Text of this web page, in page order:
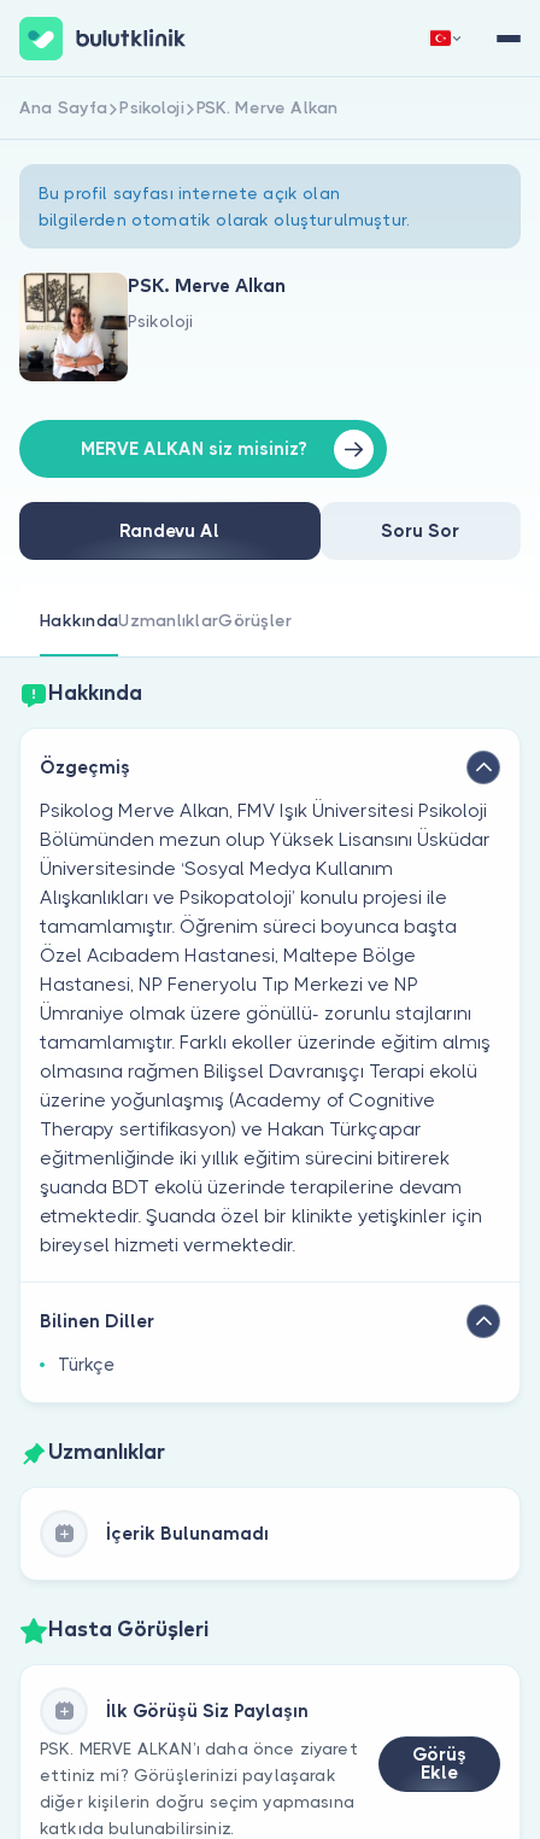
Hakkımızda
Doktorlar için
Doktor musunuz?
Hemen Kaydol
Ana Sayfa Psikoloji PSK. Merve Alkan
Bu profil sayfası internete açık olan
bilgilerden otomatik olarak oluşturulmuştur.
PSK. Merve Alkan
Psikoloji
MERVE ALKAN siz misiniz?
Randevu Al Soru Sor
HakkındaUzmanlıklarGörüşler
Hakkında
Özgeçmiş
Psikolog Merve Alkan, FMV Işık Üniversitesi Psikoloji
Bölümünden mezun olup Yüksek Lisansını Üsküdar
Üniversitesinde ‘Sosyal Medya Kullanım
Alışkanlıkları ve Psikopatoloji’ konulu projesi ile
tamamlamıştır. Öğrenim süreci boyunca başta
Özel Acıbadem Hastanesi, Maltepe Bölge
Hastanesi, NP Feneryolu Tıp Merkezi ve NP
Ümraniye olmak üzere gönüllü- zorunlu stajlarını
tamamlamıştır. Farklı ekoller üzerinde eğitim almış
olmasına rağmen Bilişsel Davranışçı Terapi ekolü
üzerine yoğunlaşmış (Academy of Cognitive
Therapy sertifikasyon) ve Hakan Türkçapar
eğitmenliğinde iki yıllık eğitim sürecini bitirerek
şuanda BDT ekolü üzerinde terapilerine devam
etmektedir. Şuanda özel bir klinikte yetişkinler için
bireysel hizmeti vermektedir.
Bilinen Diller
Türkçe
Uzmanlıklar
İçerik Bulunamadı
Hasta Görüşleri
İlk Görüşü Siz Paylaşın
PSK. MERVE ALKAN’ı daha önce ziyaret
ettiniz mi? Görüşlerinizi paylaşarak
diğer kişilerin doğru seçim yapmasına
katkıda bulunabilirsiniz.
Görüş
Ekle